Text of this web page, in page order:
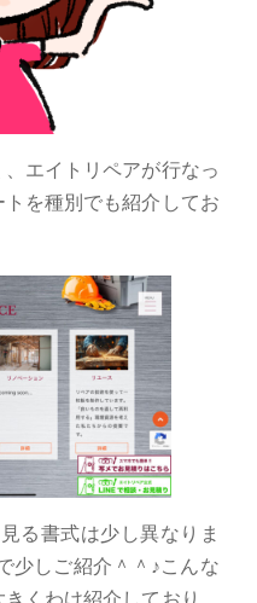
エイトリペアが行なっ
を種別でも紹介してお
る書式は少し異なりま
少しご紹介＾＾♪こんな